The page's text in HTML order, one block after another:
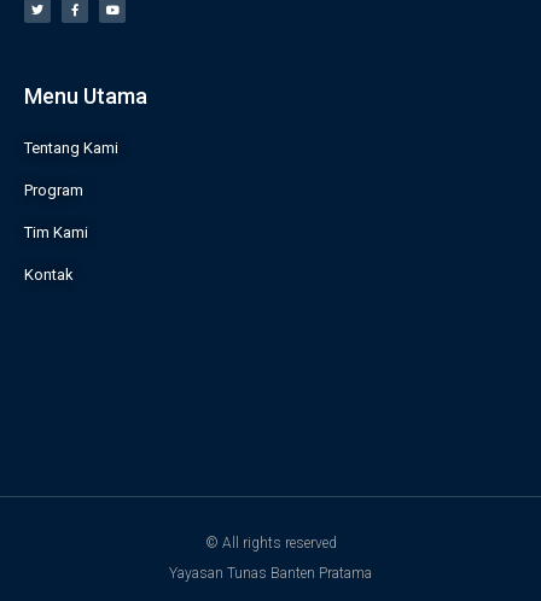
Menu Utama
Tentang Kami
Program
Tim Kami
Kontak
© All rights reserved
Yayasan Tunas Banten Pratama